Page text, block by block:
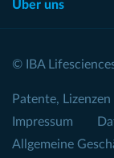
Über uns
© IBA
Patente,
Impressum
Allgemeine